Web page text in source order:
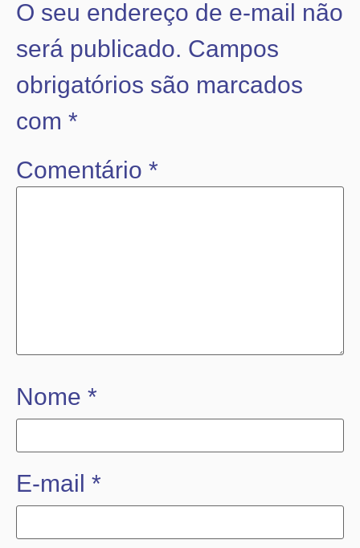
O seu endereço de e-mail não
será publicado. Campos
obrigatórios são marcados
com *
Comentário *
Nome *
E-mail *